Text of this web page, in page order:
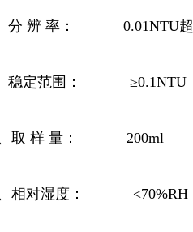
分 辨 率： 0.01NTU超
稳定范围： ≥0.1NTU
取 样 量： 200ml
相对湿度： <70%RH